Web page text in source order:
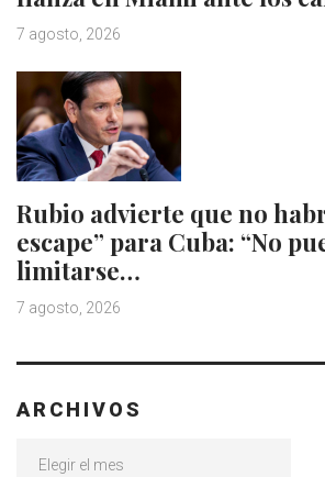
7 agosto, 2026
Rubio advierte que no
escape” para Cuba: “No
limitarse…
7 agosto, 2026
ARCHIVOS